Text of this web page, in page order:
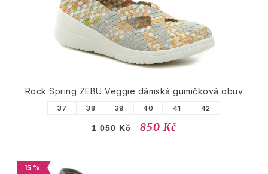
Rock Spring ZEBU Veggie dámská gumičková obuv
37 38 39 40 41 42
1 050 Kč 850 Kč
15 %